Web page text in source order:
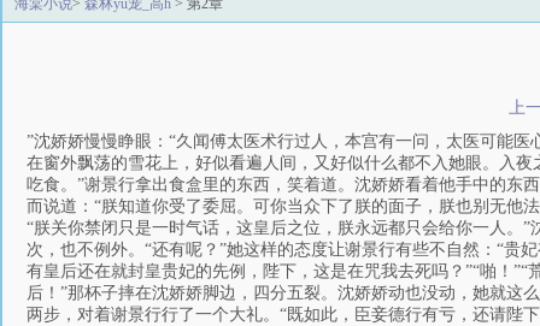
海棠小说> 森林yu宠_高h > 第2章
上
”沈娇娇慢慢睁眼：“久闻傅太医术行过人，本宫有一问，太医可能
在窗外飘荡的雪花上，好似看遍人间，又好似什么都不入她眼。入
吃食。”谢景行拿出食盒里的东西，笑着道。沈娇娇看着他手中的东
而说道：“朕知道你受了委屈。可你当众下了朕的面子，朕也别无他
“朕关你禁闭只是一时气话，这皇后之位，朕永远都只会给你一人。
次，也不例外。“还有呢？”她这样的态度让谢景行有些不自然：“贵
有皇后还在就封皇贵妃的先例，陛下，这是在咒我去死吗？”“啪！
后！”那杯子摔在沈娇娇脚边，四分五裂。沈娇娇动也没动，她就这
两步，对着谢景行行了一个大礼。“既如此，臣妾德行有亏，还请陛